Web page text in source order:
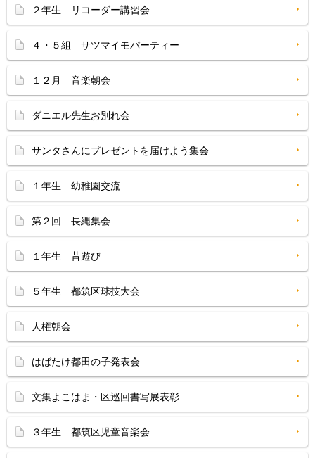
２年生 リコーダー講習会
４・５組 サツマイモパーティー
１２月 音楽朝会
ダニエル先生お別れ会
サンタさんにプレゼントを届けよう集会
１年生 幼稚園交流
第２回 長縄集会
１年生 昔遊び
５年生 都筑区球技大会
人権朝会
はばたけ都田の子発表会
文集よこはま・区巡回書写展表彰
３年生 都筑区児童音楽会